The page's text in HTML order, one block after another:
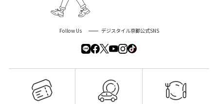
Follow Us デジスタイル京都公式SNS